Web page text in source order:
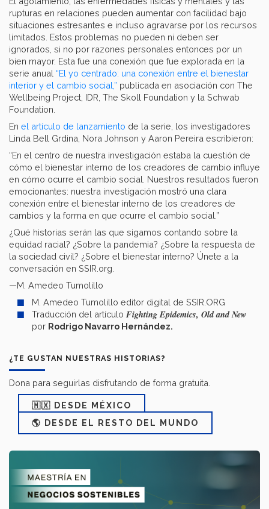
rupturas en relaciones pueden aumentar con facilidad bajo
situaciones estresantes e incluso agravarse por los recursos
limitados. Estos problemas no pueden ni deben ser
ignorados, si no por razones personales entonces por un
bien mayor. Esta fue una conexión que fue explorada en la
serie anual “El yo centrado: una conexión entre el bienestar
interior y el cambio social,” publicada en asociación con The
Wellbeing Project, IDR, The Skoll Foundation y la Schwab
Foundation.
En el artículo de lanzamiento de la serie, los investigadores
Linda Bell Grdina, Nora Johnson y Aaron Pereira escribieron:
“En el centro de nuestra investigación estaba la cuestión de
cómo el bienestar interno de los creadores de cambio influye
en cómo ocurre el cambio social. Nuestros resultados fueron
emocionantes: nuestra investigación mostró una clara
conexión entre el bienestar interno de los creadores de
cambios y la forma en que ocurre el cambio social.”
¿Qué historias serán las que sigamos contando sobre la
equidad racial? ¿Sobre la pandemia? ¿Sobre la respuesta de
la sociedad civil? ¿Sobre el bienestar interno? Únete a la
conversación en SSIR.org.
—M. Amedeo Tumolillo
M. Amedeo Tumolillo editor digital de SSIR.ORG
Traducción del artículo Fighting Epidemics, Old and New
por Rodrigo Navarro Hernández.
¿TE GUSTAN NUESTRAS HISTORIAS?
Dona para seguirlas disfrutando de forma gratuita.
🇲🇽 DESDE MÉXICO
🌎 DESDE EL RESTO DEL MUNDO